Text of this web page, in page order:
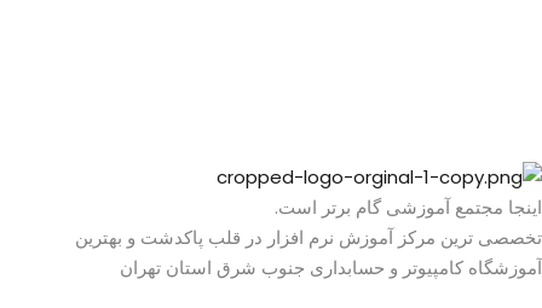
اینجا مجتمع آموزشی گام برتر است.
تخصصی ترین مرکز آموزش نرم افزار در قلب پاکدشت و بهترین
آموزشگاه کامپیوتر و حسابداری جنوب شرق استان تهران